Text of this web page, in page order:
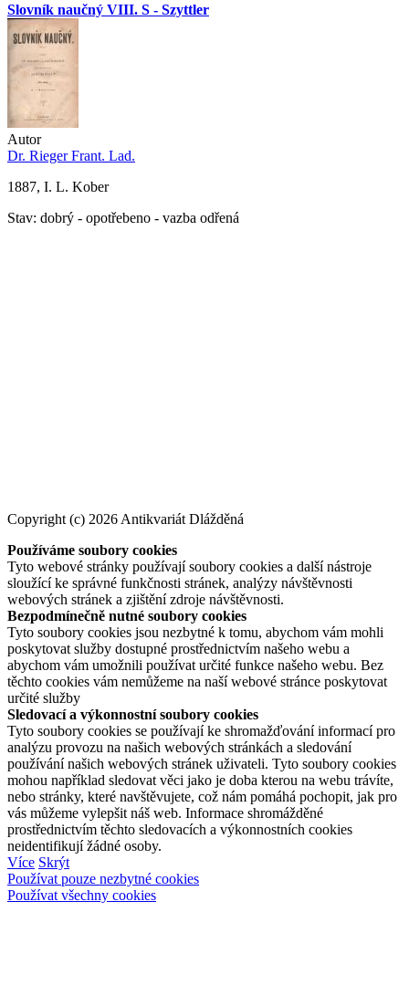
Slovník naučný VIII. S - Szyttler
Autor
Dr. Rieger Frant. Lad.
1887, I. L. Kober
Stav: dobrý - opotřebeno - vazba odřená
Copyright (c) 2026 Antikvariát Dlážděná
Používáme soubory cookies
Tyto webové stránky používají soubory cookies a další nástroje
sloužící ke správné funkčnosti stránek, analýzy návštěvnosti
webových stránek a zjištění zdroje návštěvnosti.
Bezpodmínečně nutné soubory cookies
Tyto soubory cookies jsou nezbytné k tomu, abychom vám mohli
poskytovat služby dostupné prostřednictvím našeho webu a
abychom vám umožnili používat určité funkce našeho webu. Bez
těchto cookies vám nemůžeme na naší webové stránce poskytovat
určité služby
Sledovací a výkonnostní soubory cookies
Tyto soubory cookies se používají ke shromažďování informací pro
analýzu provozu na našich webových stránkách a sledování
používání našich webových stránek uživateli. Tyto soubory cookies
mohou například sledovat věci jako je doba kterou na webu trávíte,
nebo stránky, které navštěvujete, což nám pomáhá pochopit, jak pro
vás můžeme vylepšit náš web. Informace shromážděné
prostřednictvím těchto sledovacích a výkonnostních cookies
neidentifikují žádné osoby.
Více Skrýt
Používat pouze nezbytné cookies
Používat všechny cookies